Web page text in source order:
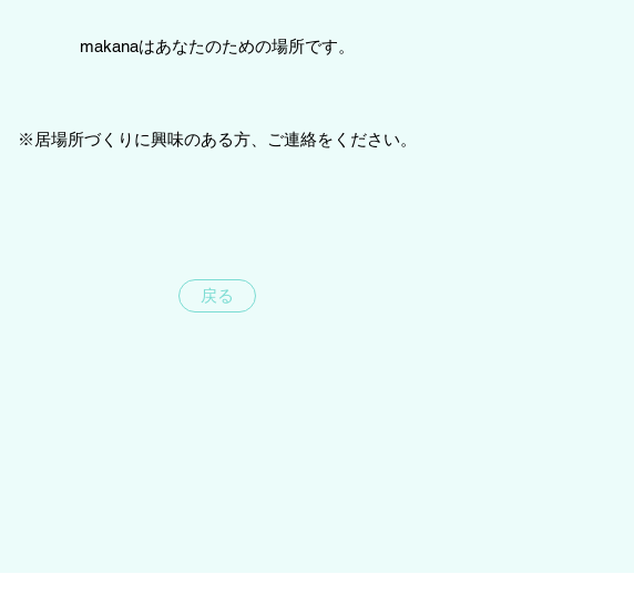
makanaはあなたのための場所です。
​※居場所づくりに興味のある方、ご連絡をください。
戻る